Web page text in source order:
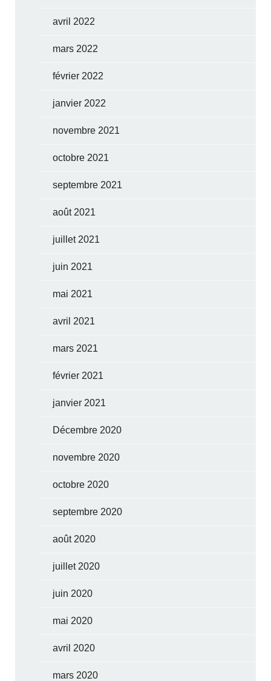
avril 2022
mars 2022
février 2022
janvier 2022
novembre 2021
octobre 2021
septembre 2021
août 2021
juillet 2021
juin 2021
mai 2021
avril 2021
mars 2021
février 2021
janvier 2021
Décembre 2020
novembre 2020
octobre 2020
septembre 2020
août 2020
juillet 2020
juin 2020
mai 2020
avril 2020
mars 2020